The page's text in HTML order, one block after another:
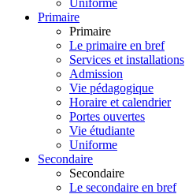
Uniforme
Primaire
Primaire
Le primaire en bref
Services et installations
Admission
Vie pédagogique
Horaire et calendrier
Portes ouvertes
Vie étudiante
Uniforme
Secondaire
Secondaire
Le secondaire en bref